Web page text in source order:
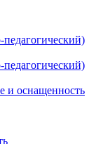
и оснащенность